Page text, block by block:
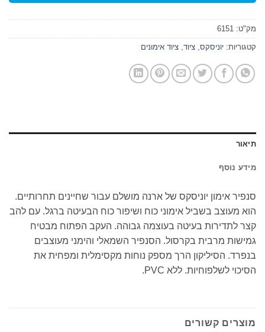
מק"ט: 6151
קטגוריות: יוניסקס, ציוד, ציוד אימונים
תיאור
מידע נוסף
סנפיר אימון יוניסקס של ארנה מושלם עבור שחיינים תחרותיים.
הוא מעוצב בשביל אימוני כוח ושיפור כוח הבעיטה ברגל. עם להב
קצר לתדירות בעיטה בעוצמה גבוהה. העקב הפתוח מבטיח
גמישות מרבית בקרסול. הסנפיר השמאלי והימני מעוצבים
בנפרד. הסיליקון הרך מספק נוחות מקסימלית ומפחית את
הסיכוי לשלפוחיות. ללא PVC.
מוצרים קשורים